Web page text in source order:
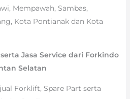
Mempawah, Sambas,
Kota Pontianak dan Kota
Jasa Service dari Forkindo
Selatan
Forklift, Spare Part serta